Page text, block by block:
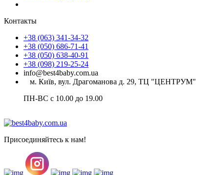
Контакты
+38 (063) 341-34-32
+38 (050) 686-71-41
+38 (050) 638-40-91
+38 (098) 219-25-24
info@best4baby.com.ua
м. Київ, вул. Драгоманова д. 29, ТЦ "ЦЕНТРУМ"
ПН-ВС с 10.00 до 19.00
Присоединяйтесь к нам!